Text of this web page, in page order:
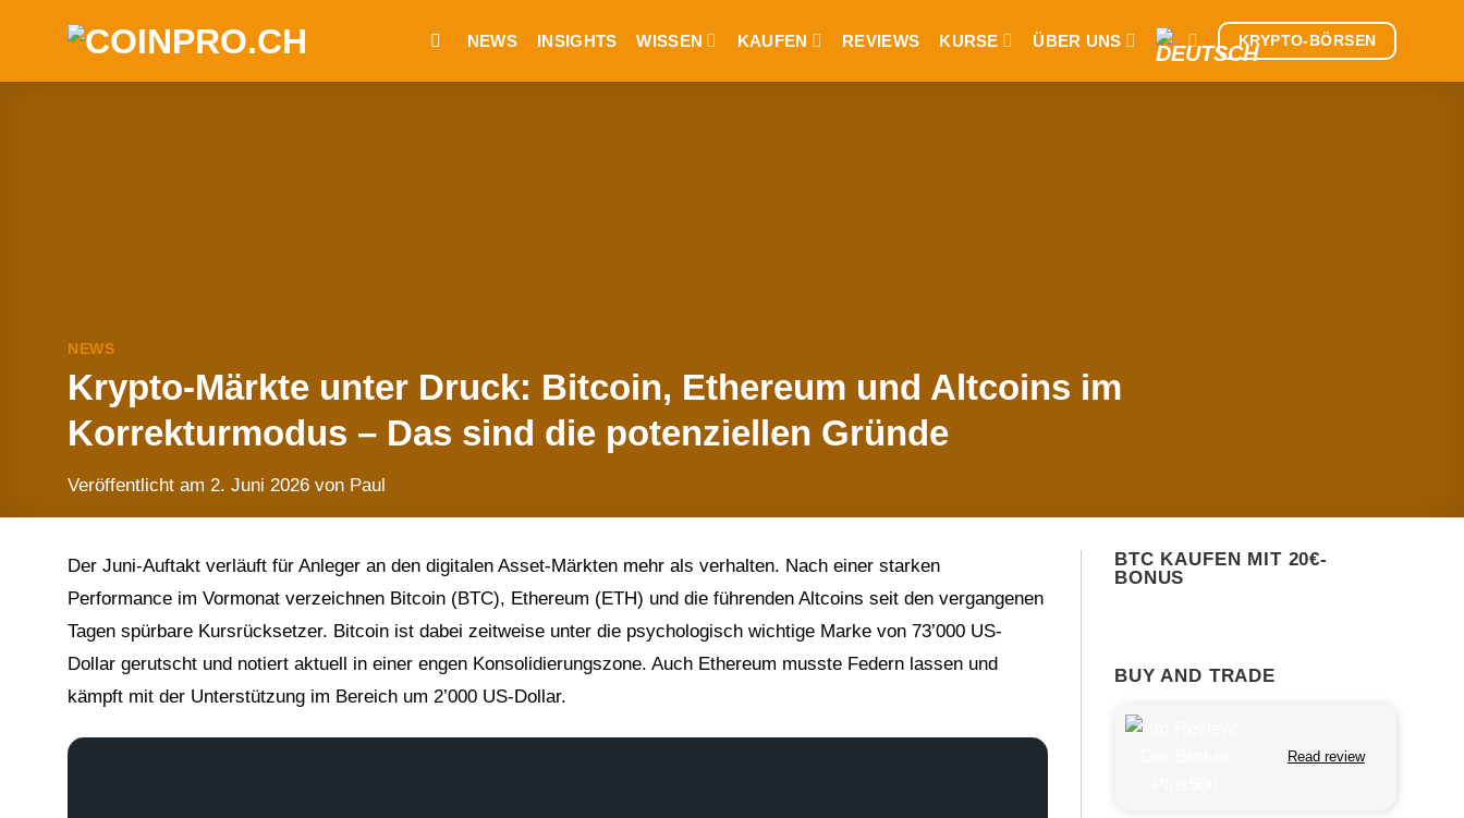
NEWS INSIGHTS WISSEN KAUFEN REVIEWS KURSE ÜBER UNS KRYPTO-BÖRSEN
NEWS
Krypto-Märkte unter Druck: Bitcoin, Ethereum und Altcoins im
Korrekturmodus – Das sind die potenziellen Gründe
Veröffentlicht am 2. Juni 2026 von Paul
Der Juni-Auftakt verläuft für Anleger an den digitalen Asset-Märkten mehr als verhalten. Nach einer starken
Performance im Vormonat verzeichnen Bitcoin (BTC), Ethereum (ETH) und die führenden Altcoins seit den vergangenen
Tagen spürbare Kursrücksetzer. Bitcoin ist dabei zeitweise unter die psychologisch wichtige Marke von 73’000 US-
Dollar gerutscht und notiert aktuell in einer engen Konsolidierungszone. Auch Ethereum musste Federn lassen und
kämpft mit der Unterstützung im Bereich um 2’000 US-Dollar.
BTC KAUFEN MIT 20€-
BONUS
BUY AND TRADE
Read review